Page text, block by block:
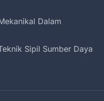
Dalam
Sipil Sumber Daya